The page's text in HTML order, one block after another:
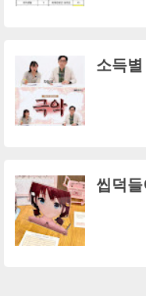
소득
씹덕